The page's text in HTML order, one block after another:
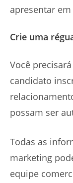
apresentar
Crie uma
Você
candidato
possam ser
Todas as
marketing
equipe